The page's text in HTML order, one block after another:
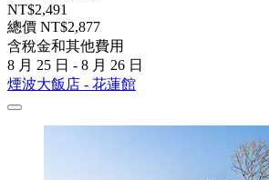
NT$2,491
總價 NT$2,877
含稅金和其他費用
8 月 25 日 - 8 月 26 日
煙波大飯店 - 花蓮館